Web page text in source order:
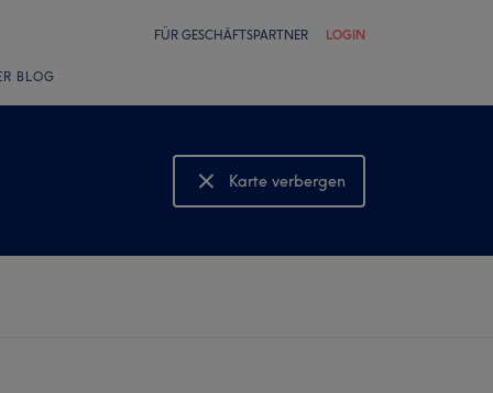
FÜR GESCHÄFTSPARTNER LOGIN
BLOG
Karte verbergen
Karte anzeigen